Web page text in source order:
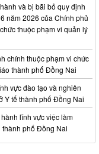
và bị bãi bỏ quy định
năm 2026 của Chính phủ
thuộc phạm vi quản lý
chính thuộc phạm vi chức
thành phố Đồng Nai
vực đào tạo và nghiên
Y tế thành phố Đồng Nai
lĩnh vực việc làm
thành phố Đồng Nai